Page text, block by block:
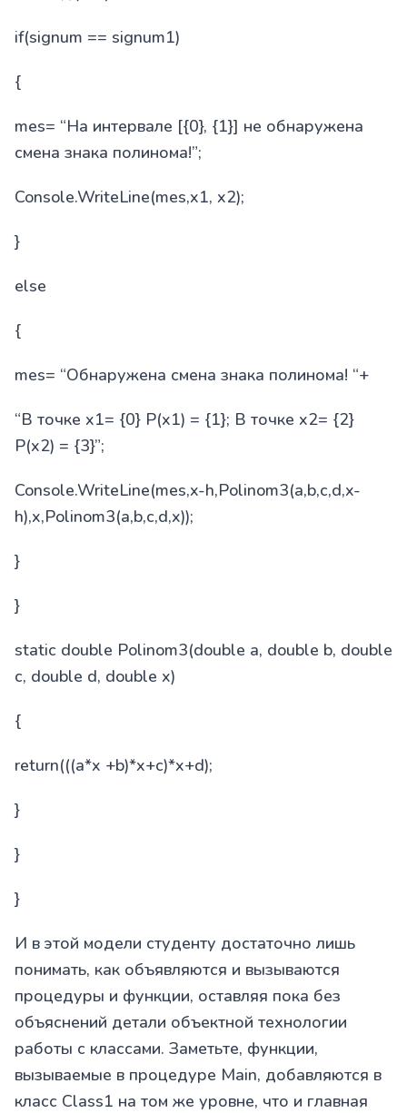
if(signum == signum1)
{
mes= “На интервале [{0}, {1}] не обнаружена
смена знака полинома!”;
Console.WriteLine(mes,x1, x2);
}
else
{
mes= “Обнаружена смена знака полинома! “+
“В точке x1= {0} P(x1) = {1}; В точке x2= {2}
P(x2) = {3}”;
Console.WriteLine(mes,x-h,Polinom3(a,b,c,d,x-
h),x,Polinom3(a,b,c,d,x));
}
}
static double Polinom3(double a, double b, double
c, double d, double x)
{
return(((a*x +b)*x+c)*x+d);
}
}
}
И в этой модели студенту достаточно лишь
понимать, как объявляются и вызываются
процедуры и функции, оставляя пока без
объяснений детали объектной технологии
работы с классами. Заметьте, функции,
вызываемые в процедуре Main, добавляются в
класс Class1 на том же уровне, что и главная